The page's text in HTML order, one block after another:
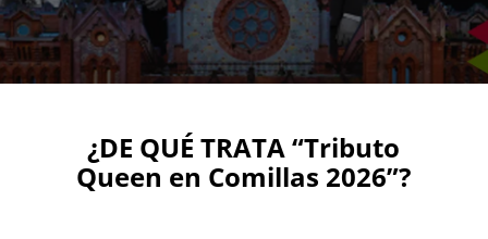
¿DE QUÉ TRATA “Tributo
Queen en Comillas 2026”?